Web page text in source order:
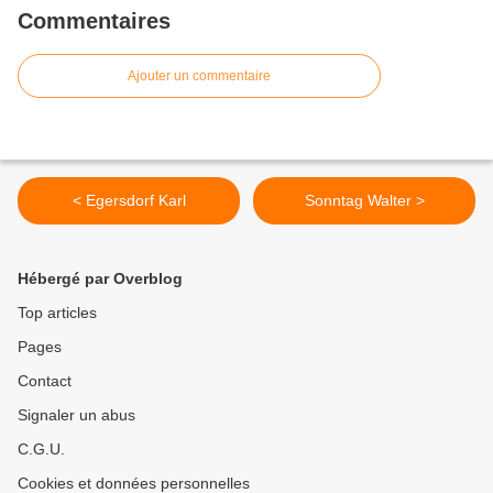
Commentaires
Ajouter un commentaire
< Egersdorf Karl Sonntag Walter >
Hébergé par Overblog
Top articles
Pages
Contact
Signaler un abus
C.G.U.
Cookies et données personnelles